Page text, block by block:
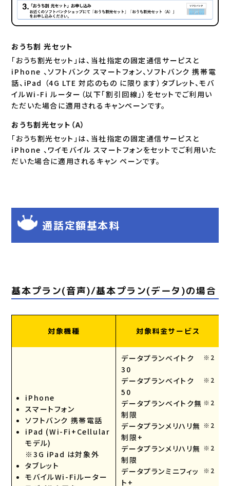
おうち割 光セット
「おうち割光セット」は、当社指定の固定通信サーピスと
iPhone 、ソフトバンク スマートフォン、ソフトバンク 携帯電
話、iPad （4G LTE 対応のもの に限ります）タブレット、モバ
イルWi-Fi ルーター（以下「割引回線」）をセットでご利用い
ただいた場合に適用されるキャンペーンです。
おうち割光セット（A）
「おうち割光セット」は、当社指定の固定通信サーピスと
iPhone 、ワイモバイル スマートフォンをセットでご利用いた
だいた場合に適用されるキャン ペーンです。
通話定額基本料
基本プラン(音声)/基本プラン(データ)の場合
対象機種 対象料金サービス
iPhone
スマートフォン
ソフトバンク 携帯電話
iPad (Wi-Fi+Cellular
モデル)
※3G iPad は対象外
タブレット
モバイルWi-Fiルーター
データプランベイトク
30
※2
データプランベイトク
50
※2
データプランベイトク無
制限
※2
データプランメリハリ無
制限+
※2
データプランメリハリ無
制限
※2
データプランミニフィッ
ト+
※2